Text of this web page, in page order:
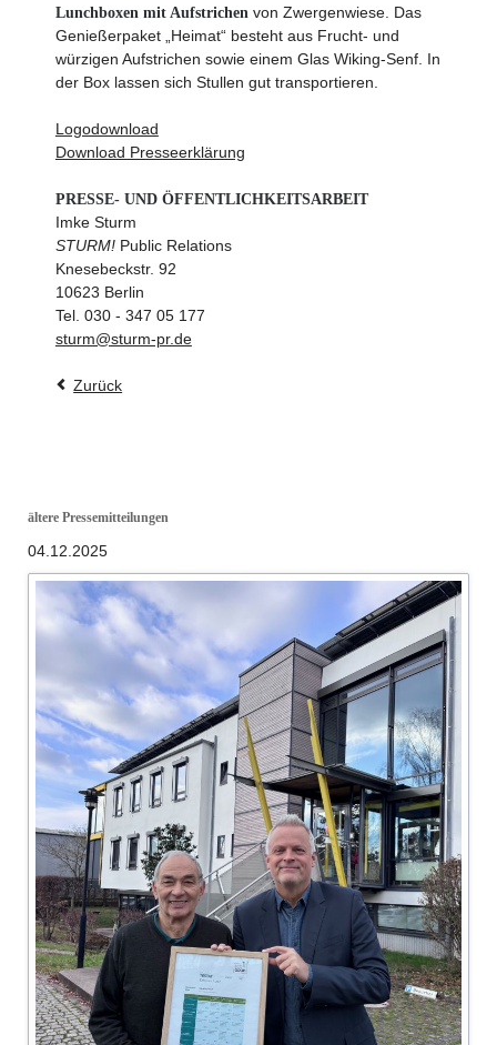
Lunchboxen mit Aufstrichen von Zwergenwiese. Das
Genießerpaket „Heimat“ besteht aus Frucht- und
würzigen Aufstrichen sowie einem Glas Wiking-Senf. In
der Box lassen sich Stullen gut transportieren.
Logodownload
Download Presseerklärung
PRESSE- UND ÖFFENTLICHKEITSARBEIT
Imke Sturm
STURM!Public Relations
Knesebeckstr. 92
10623 Berlin
Tel. 030 - 347 05 177
sturm@sturm-pr.de
Zurück
ältere Pressemitteilungen
04.12.2025